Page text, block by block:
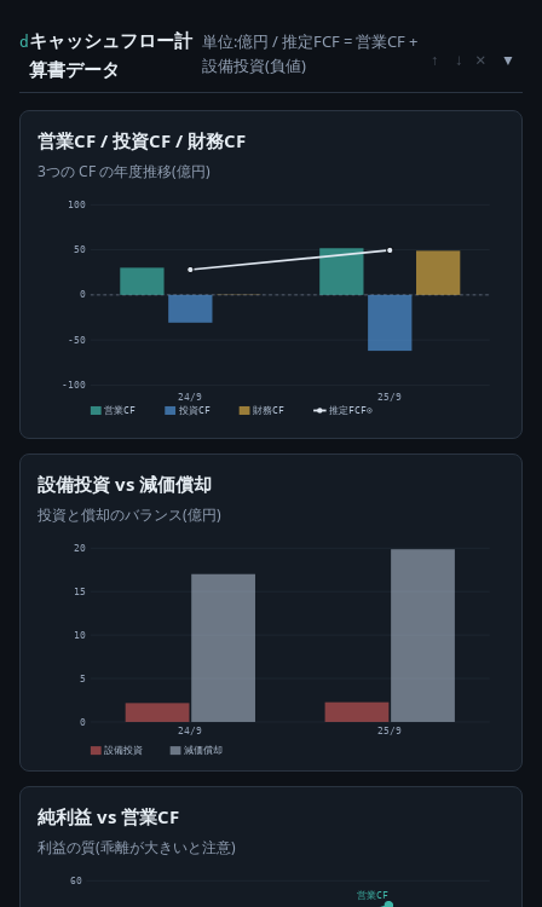
d キャッシュフロー計
算書データ
単位:億円 / 推定FCF = 営業CF +
設備投資(負値)
↑ ↓ ×
営業CF / 投資CF / 財務CF
3つの CF の年度推移(億円)
-100
-50
0
50
100
24/9
25/9
営業CF
投資CF 財務CF 推定FCF⊙
設備投資 vs 減価償却
投資と償却のバランス(億円)
0
5
10
15
20
24/9
25/9
設備投資
減価償却
純利益 vs 営業CF
利益の質(乖離が大きいと注意)
60
営業CF